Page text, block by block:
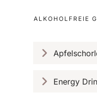
ALKOHOLFREIE
Energy